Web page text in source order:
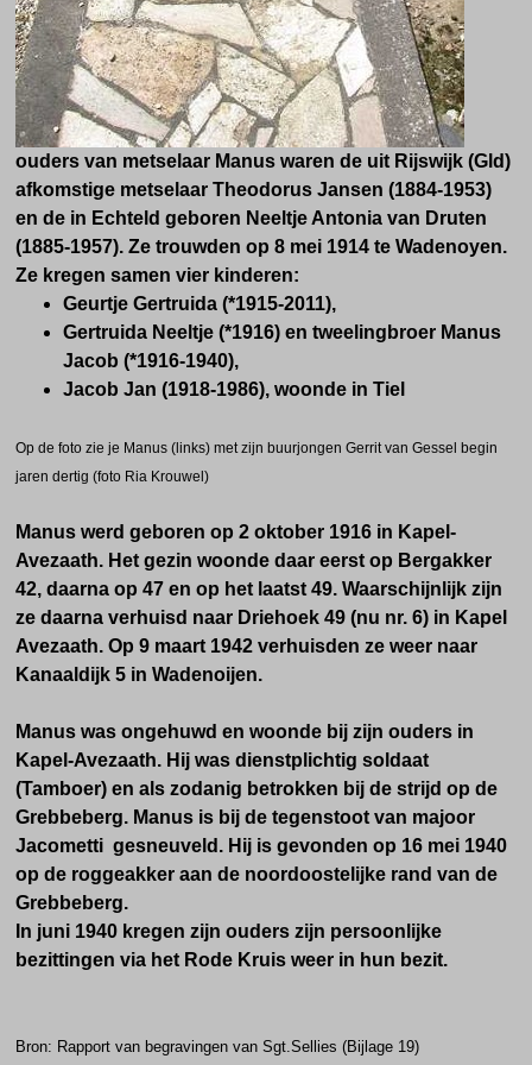
ouders van metselaar Manus waren de uit Rijswijk (Gld)
afkomstige metselaar Theodorus Jansen (1884-1953)
en de in Echteld geboren Neeltje Antonia van Druten
(1885-1957). Ze trouwden op 8 mei 1914 te Wadenoyen.
Ze kregen samen vier kinderen:
Geurtje Gertruida (*1915-2011),
Gertruida Neeltje (*1916) en tweelingbroer Manus
Jacob (*1916-1940),
Jacob Jan (1918-1986), woonde in Tiel
Op de foto zie je Manus (links) met zijn buurjongen Gerrit van Gessel begin
jaren dertig (foto Ria Krouwel)
Manus werd geboren op 2 oktober 1916 in Kapel-
Avezaath. Het gezin woonde daar eerst op Bergakker
42, daarna op 47 en op het laatst 49. Waarschijnlijk zijn
ze daarna verhuisd naar Driehoek 49 (nu nr. 6) in Kapel
Avezaath. Op 9 maart 1942 verhuisden ze weer naar
Kanaaldijk 5 in Wadenoijen.
Manus was ongehuwd en woonde bij zijn ouders in
Kapel-Avezaath. Hij was dienstplichtig soldaat
(Tamboer) en als zodanig betrokken bij de strijd op de
Grebbeberg. Manus is bij de tegenstoot van majoor
Jacometti gesneuveld. Hij is gevonden op 16 mei 1940
op de roggeakker aan de noordoostelijke rand van de
Grebbeberg.
In juni 1940 kregen zijn ouders zijn persoonlijke
bezittingen via het Rode Kruis weer in hun bezit.
Bron: Rapport van begravingen van Sgt.Sellies (Bijlage 19)